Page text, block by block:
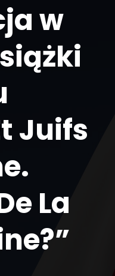
w
Juifs
La